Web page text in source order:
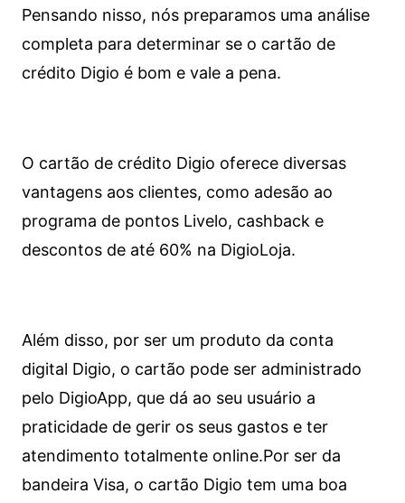
Pensando nisso, nós preparamos uma análise
completa para determinar se o cartão de
crédito Digio é bom e vale a pena.
O cartão de crédito Digio oferece diversas
vantagens aos clientes, como adesão ao
programa de pontos Livelo, cashback e
descontos de até 60% na DigioLoja.
Além disso, por ser um produto da conta
digital Digio, o cartão pode ser administrado
pelo DigioApp, que dá ao seu usuário a
praticidade de gerir os seus gastos e ter
atendimento totalmente online.Por ser da
bandeira Visa, o cartão Digio tem uma boa